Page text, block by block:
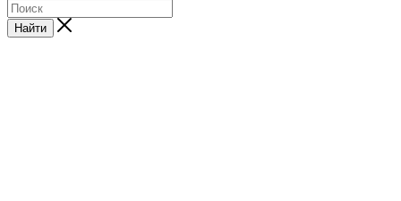
Найти